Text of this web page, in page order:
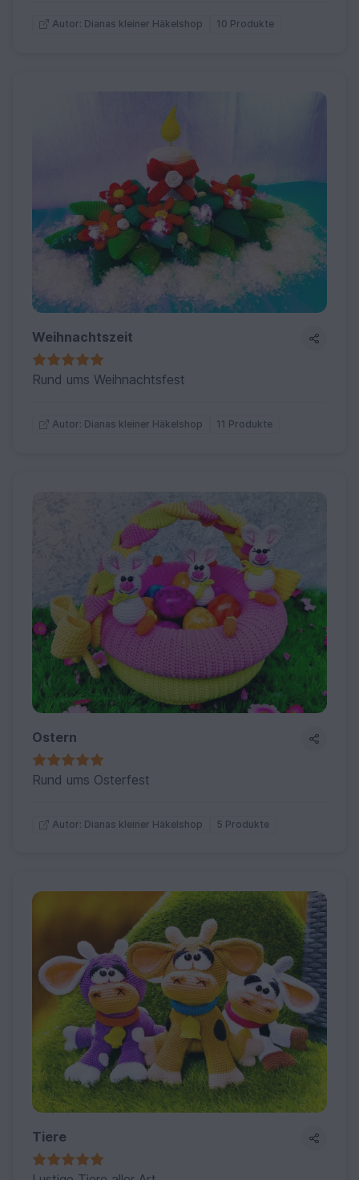
Autor: Dianas kleiner Häkelshop 10 Produkte
Weihnachtszeit
Rund ums Weihnachtsfest
Autor: Dianas kleiner Häkelshop 11 Produkte
Ostern
Rund ums Osterfest
Autor: Dianas kleiner Häkelshop 5 Produkte
Tiere